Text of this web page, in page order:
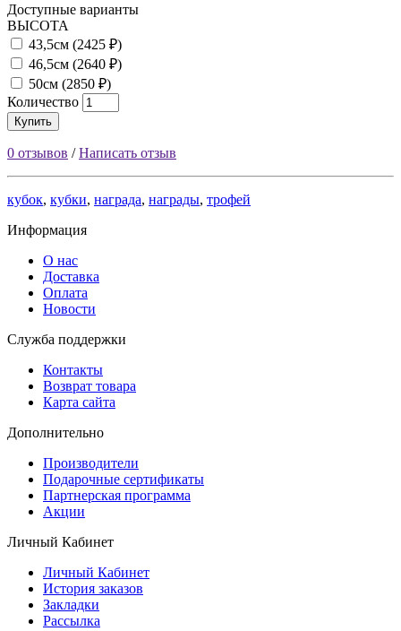
Доступные варианты
ВЫСОТА
43,5см (2425 ₽)
46,5см (2640 ₽)
50см (2850 ₽)
Количество
Купить
0 отзывов /Написать отзыв
кубок, кубки, награда, награды, трофей
Информация
О нас
Доставка
Оплата
Новости
Служба поддержки
Контакты
Возврат товара
Карта сайта
Дополнительно
Производители
Подарочные сертификаты
Партнерская программа
Акции
Личный Кабинет
Личный Кабинет
История заказов
Закладки
Рассылка